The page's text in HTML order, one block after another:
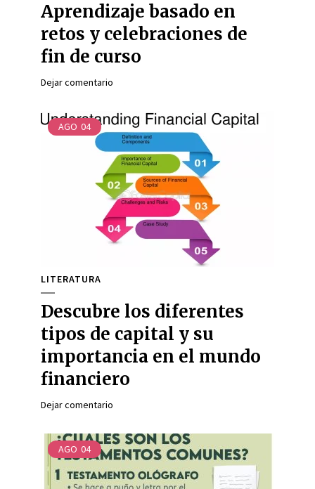
Aprendizaje basado en
retos y celebraciones de
fin de curso
Dejar comentario
AGO 04
LITERATURA
Descubre los diferentes
tipos de capital y su
importancia en el mundo
financiero
Dejar comentario
AGO 04